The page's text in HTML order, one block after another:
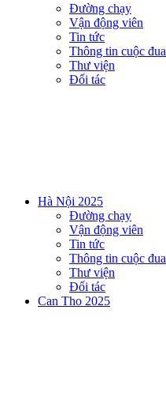
Đường chạy
Vận động viên
Tin tức
Thông tin cuộc đua
Thư viện
Đối tác
Hà Nội 2025
Đường chạy
Vận động viên
Tin tức
Thông tin cuộc đua
Thư viện
Đối tác
Can Tho 2025